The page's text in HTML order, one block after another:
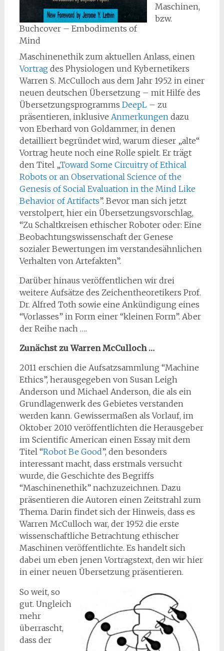
Buchcover – Embodiments of
Mind
Maschinen,
bzw.
Maschinenethik zum aktuellen Anlass, einen
Vortrag des Physiologen und Kybernetikers
Warren S. McCulloch aus dem Jahr 1952 in einer
neuen deutschen Übersetzung – mit Hilfe des
Übersetzungsprogramms DeepL– zu
präsentieren, inklusive Anmerkungen dazu
von Eberhard von Goldammer, in denen
detailliert begründet wird, warum dieser „alte“
Vortrag heute noch eine Rolle spielt. Er trägt
den Titel „Toward Some Circuitry of Ethical
Robots or an Observational Science of the
Genesis of Social Evaluation in the Mind Like
Behavior of Artifacts”. Bevor man sich jetzt
verstolpert, hier ein Übersetzungsvorschlag,
“Zu Schaltkreisen ethischer Roboter oder: Eine
Beobachtungswissenschaft der Genese
sozialer Bewertungen im verstandesähnlichen
Verhalten von Artefakten”.
Darüber hinaus veröffentlichen wir drei
weitere Aufsätze des Zeichentheoretikers Prof.
Dr. Alfred Toth sowie eine Ankündigung eines
“Vorlasses” in Form einer “kleinen Form”. Aber
der Reihe nach ….
Zunächst zu Warren McCulloch …
2011 erschien die Aufsatzsammlung “Machine
Ethics”, herausgegeben von Susan Leigh
Anderson und Michael Anderson, die als ein
Grundlagenwerk des Gebietes verstanden
werden kann. Gewissermaßen als Vorlauf, im
Oktober 2010 veröffentlichten die Herausgeber
im Scientific American einen Essay mit dem
Titel “Robot Be Good”, den besonders
interessant macht, dass erstmals versucht
wurde, die Geschichte des Begriffs
“Maschinenethik” nachzuzeichnen. Dazu
präsentieren die Autoren einen Zeitstrahl zum
Thema. Darin findet sich der Hinweis, dass es
Warren McCulloch war, der 1952 die erste
wissenschaftliche Betrachtung ethischer
Maschinen veröffentlichte. Es handelt sich
dabei um eben jenen Vortragstext, den wir hier
in einer neuen Übersetzung präsentieren.
So weit, so
gut. Ungleich
mehr
überrascht,
dass der